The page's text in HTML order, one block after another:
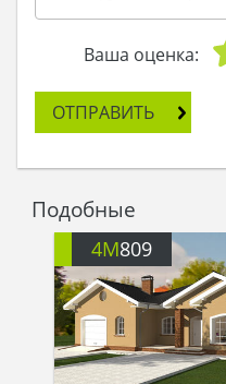
Ваша оценка:
ОТПРАВИТЬ
Подобные
4M809